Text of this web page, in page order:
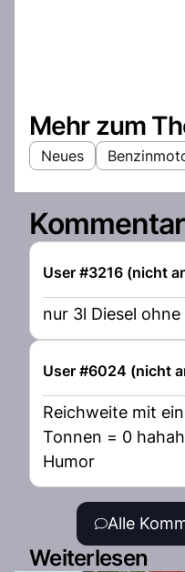
Mehr zum
Neues
User #3216 (nicht
User #6024 (nicht
Reichweite mit
Tonnen = 0
Humor
Alle
Weiterlesen